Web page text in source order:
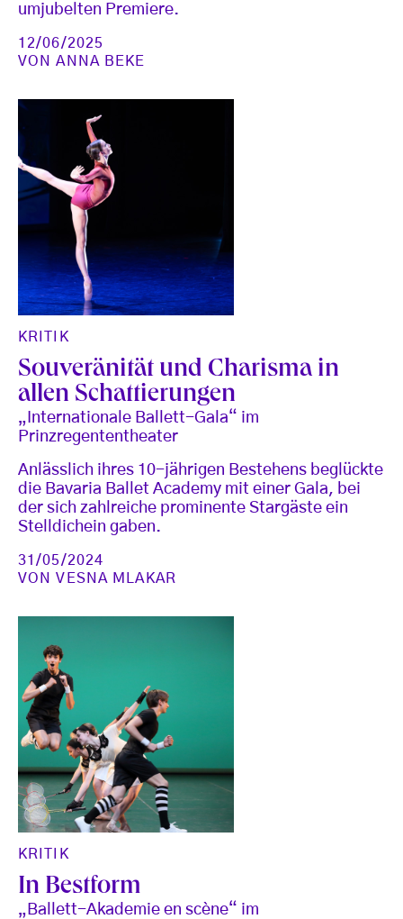
umjubelten Premiere.
12/06/2025
VONANNA BEKE
KRITIK
Souveränität und Charisma in
allen Schattierungen
„Internationale Ballett-Gala“ im
Prinzregententheater
Anlässlich ihres 10-jährigen Bestehens beglückte
die Bavaria Ballet Academy mit einer Gala, bei
der sich zahlreiche prominente Stargäste ein
Stelldichein gaben.
31/05/2024
VONVESNA MLAKAR
KRITIK
In Bestform
„Ballett-Akademie en scène“ im